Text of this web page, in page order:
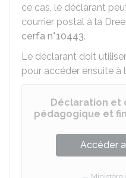
ce cas, le déclarant
courrier postal à la
cerfa n°10443.
Le déclarant doit
pour accéder ensuite à
Déclaration et
pédagogique et
Accéder